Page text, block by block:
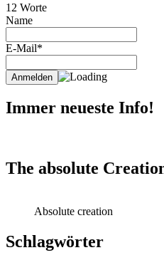
12 Worte
Name
E-Mail*
Immer neueste Info!
The absolute
Absolute creation
Schlagwörter